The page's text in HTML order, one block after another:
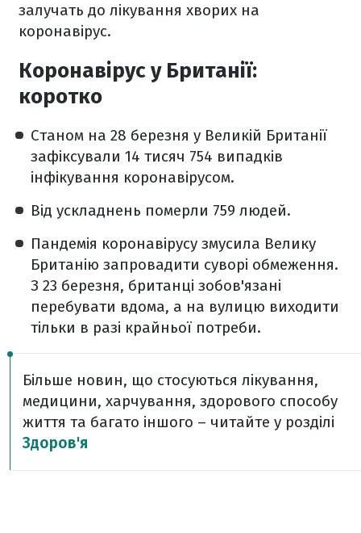
залучать до лікування хворих на
коронавірус.
Коронавірус у Британії:
коротко
Станом на 28 березня у Великій Британії
зафіксували 14 тисяч 754 випадків
інфікування коронавірусом.
Від ускладнень померли 759 людей.
Пандемія коронавірусу змусила Велику
Британію запровадити суворі обмеження.
З 23 березня, британці зобов'язані
перебувати вдома, а на вулицю виходити
тільки в разі крайньої потреби.
Більше новин, що стосуються лікування,
медицини, харчування, здорового способу
життя та багато іншого – читайте у розділі
Здоров'я